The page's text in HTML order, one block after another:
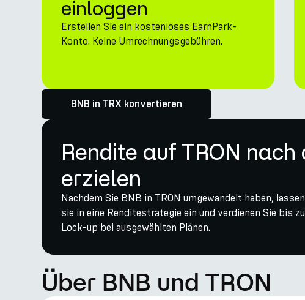
einloggen
Erstellen Sie ein kostenloses EarnPark-
Konto. Keine Umrechnungsgebühren.
BNB in TRX konvertieren
Rendite auf TRON
erzielen
Nachdem Sie BNB in TRON umgewandelt haben,
sie in eine Renditestrategie ein und verdienen Sie bis
Lock-up bei ausgewählten Plänen.
Über BNB und TRON